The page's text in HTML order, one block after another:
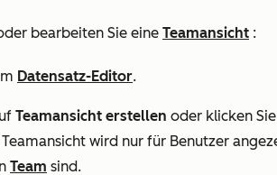
bearbeiten Sie eine Teamansicht :
Datensatz-Editor.
Teamansicht erstellen oder klicken
Teamansicht wird nur für Benutzer
Team sind.